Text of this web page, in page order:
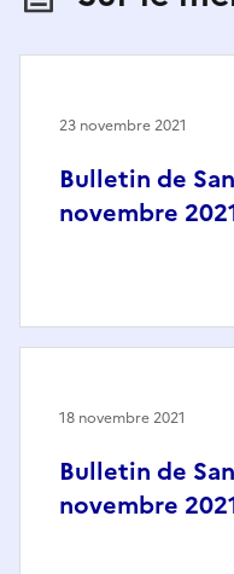
Bulletin de
novembre
23 novembre 2021
Bulletin de
novembre
18 novembre 2021